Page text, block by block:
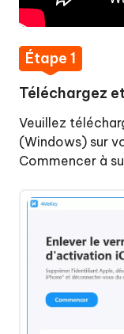
Étape 1
Téléchargez
Veuillez
(Windows) sur
Commencer à